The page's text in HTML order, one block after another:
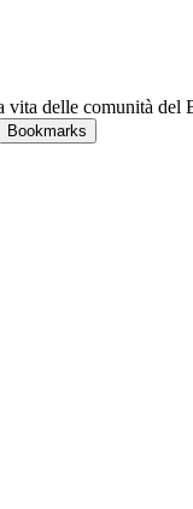
vita delle comunità
Bookmarks